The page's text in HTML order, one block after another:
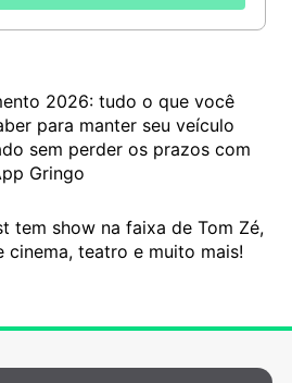
2026: tudo o que você
para manter seu veículo
sem perder os prazos com
Gringo
tem show na faixa de Tom Zé,
cinema, teatro e muito mais!